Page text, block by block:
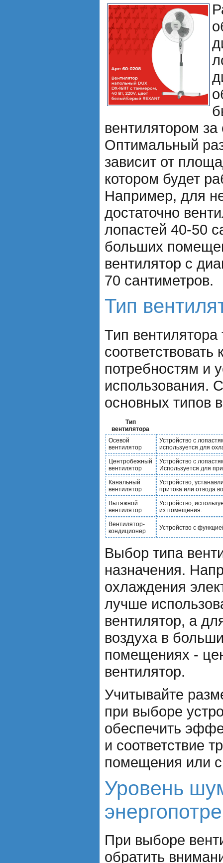
вентилятором за
Оптимальный
зависит от
котором будет
Например, для
достаточно
лопастей 40-50
больших
вентилятор с
70 сантиметров.
Тип
Тип
соответствовать
потребностям и
использования.
основных типов
Тип
вентилятора
Осевой
вентилятор
Устройство с
используется для
Центробежный
вентилятор
Устройство с
Используется для
Канальный
вентилятор
Устройство,
притока или отвода
Вытяжной
вентилятор
Устройство,
из помещения.
Вентилятор-
кондиционер
Устройство с
Выбор типа
назначения.
охлаждения
лучше
вентилятор, а
воздуха в
помещениях -
вентилятор.
Учитывайте
при выборе
обеспечить
и соответствие
помещения или
Уровень
При выборе
обратить